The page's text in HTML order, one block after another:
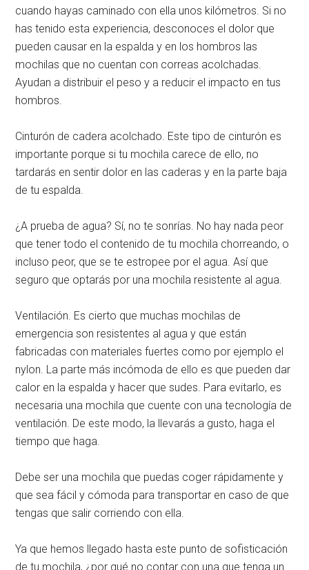
cuando hayas caminado con ella unos kilómetros. Si no
has tenido esta experiencia, desconoces el dolor que
pueden causar en la espalda y en los hombros las
mochilas que no cuentan con correas acolchadas.
Ayudan a distribuir el peso y a reducir el impacto en tus
hombros.
Cinturón de cadera acolchado. Este tipo de cinturón es
importante porque si tu mochila carece de ello, no
tardarás en sentir dolor en las caderas y en la parte baja
de tu espalda.
¿A prueba de agua? Sí, no te sonrías. No hay nada peor
que tener todo el contenido de tu mochila chorreando, o
incluso peor, que se te estropee por el agua. Así que
seguro que optarás por una mochila resistente al agua.
Ventilación. Es cierto que muchas mochilas de
emergencia son resistentes al agua y que están
fabricadas con materiales fuertes como por ejemplo el
nylon. La parte más incómoda de ello es que pueden dar
calor en la espalda y hacer que sudes. Para evitarlo, es
necesaria una mochila que cuente con una tecnología de
ventilación. De este modo, la llevarás a gusto, haga el
tiempo que haga.
Debe ser una mochila que puedas coger rápidamente y
que sea fácil y cómoda para transportar en caso de que
tengas que salir corriendo con ella.
Ya que hemos llegado hasta este punto de sofisticación
de tu mochila, ¿por qué no contar con una que tenga un